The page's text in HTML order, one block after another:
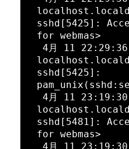
sshd[5425]:
for webmas>
4月 11 22:29:36
sshd[5425]:
4月 11 23:19:30
sshd[5481]:
for webmas>
4月 11 23:19:30